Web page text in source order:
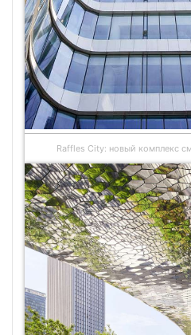
Raffles City: новый комплекс